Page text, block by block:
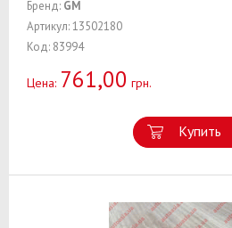
Бренд: GM
Артикул: 13502180
Код: 83994
Цена: 761,00 грн.
Купить